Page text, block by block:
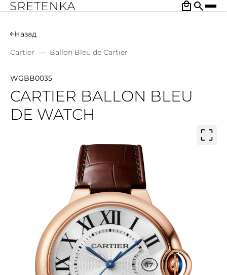
Назад
Cartier — Ballon Bleu de Cartier
WGBB0035
CARTIER BALLON BLEU
DE WATCH